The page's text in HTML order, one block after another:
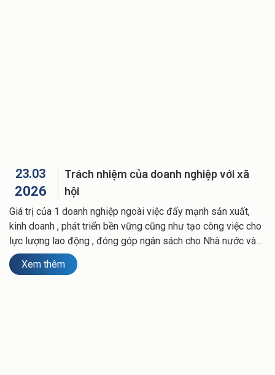
23.03
2026
Trách nhiệm của doanh nghiệp với xã
hội
Giá trị của 1 doanh nghiệp ngoài việc đẩy mạnh sản xuất,
kinh doanh , phát triển bền vững cũng như tạo công việc cho
lực lượng lao động , đóng góp ngân sách cho Nhà nước và
địa phương… còn là những mong muốn được đóng góp
mang lại những giá trị cho xã hội.
Xem thêm